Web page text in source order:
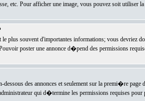
etc. Pour afficher une image, vous pouvez soit
le plus souvent d'importantes informations; vous devriez
poster une annonce d�pend des permissions
dessous des annonces et seulement sur la premi�re
qui d�termine les permissions requises pour